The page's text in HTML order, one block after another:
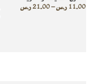
11.00 ر.س–
21.00ر.س